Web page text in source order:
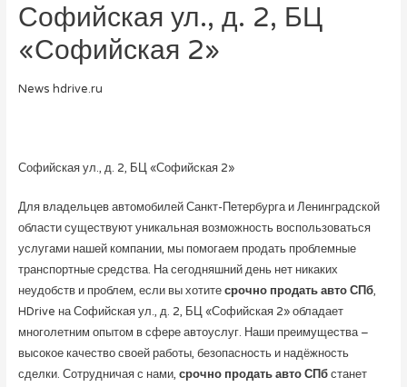
Софийская ул., д. 2, БЦ
«Софийская 2»
News hdrive.ru
Софийская ул., д. 2, БЦ «Софийская 2»
Для владельцев автомобилей Санкт-Петербурга и Ленинградской
области существуют уникальная возможность воспользоваться
услугами нашей компании, мы помогаем продать проблемные
транспортные средства. На сегодняшний день нет никаких
неудобств и проблем, если вы хотитесрочно продать авто СПб,
HDrive на Софийская ул., д. 2, БЦ «Софийская 2» обладает
многолетним опытом в сфере автоуслуг. Наши преимущества –
высокое качество своей работы, безопасность и надёжность
сделки. Сотрудничая с нами, срочно продать авто СПбстанет